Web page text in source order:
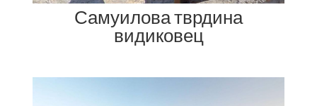
Самуилова тврдина
видиковец